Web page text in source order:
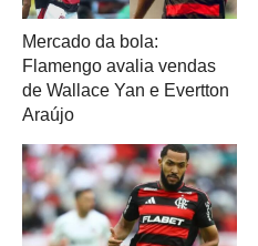
Mercado da bola:
Flamengo avalia vendas
de Wallace Yan e Evertton
Araújo